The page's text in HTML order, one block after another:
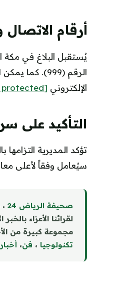
أرقام
الإلكتروني [email protected]
التأكيد على
تؤكد المديرية
سيُعامل وفقاً لأعلى
صحيفة الرياض 24
لقرائنا الأعزاء
مجموعة كبيرة من
تكنولوجيا ، فن،